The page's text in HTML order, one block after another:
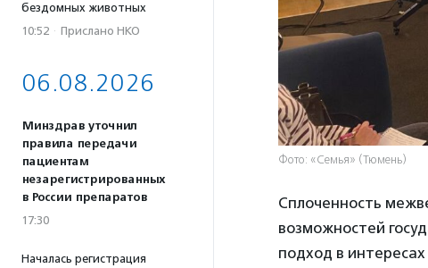
бездомных животных
10:52 · Прислано НКО
06.08.2026
Минздрав уточнил
правила передачи
пациентам
незарегистрированных
в России препаратов
17:30
Началась регистрация
Фото: «Семья» (Тюмень)
Сплоченность
возможностей
подход в